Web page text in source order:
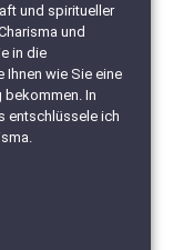
und spiritueller
und
in die
Ihnen wie Sie eine
bekommen. In
entschlüssele ich